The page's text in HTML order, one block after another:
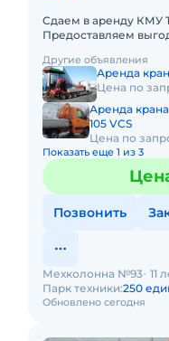
Сдаем в аренду КМУ
Предоставляем
аренды спецтехник
Другие объявления
Аренда
Цена по
Аренда
105 VCS
Цена по
Показать еще 1 из 3
Позвонить
Обновлено сегодня
Мехколонна №93 11
Парк техники:250